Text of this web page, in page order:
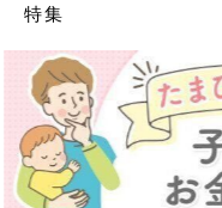
特集